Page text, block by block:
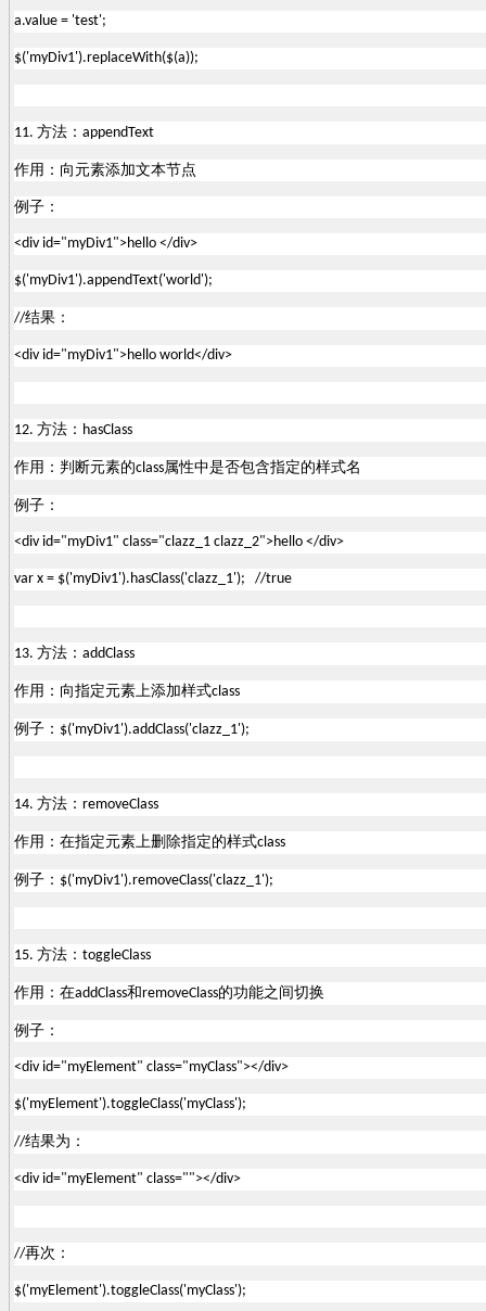
a.value = 'test';
$('myDiv1').replaceWith($(a));
11. 方法： appendText
作用：向元素添加文本节点
例子：
<div id="myDiv1">hello </div>
$('myDiv1').appendText('world');
//结果：
<div id="myDiv1">hello world</div>
12. 方法： hasClass
作用：判断元素的class属性中是否包含指定的样式名
例子：
<div id="myDiv1" class="clazz_1 clazz_2">hello </div>
var x = $('myDiv1').hasClass('clazz_1'); //true
13. 方法： addClass
作用：向指定元素上添加样式class
例子： $('myDiv1').addClass('clazz_1');
14. 方法： removeClass
作用：在指定元素上删除指定的样式class
例子： $('myDiv1').removeClass('clazz_1');
15. 方法： toggleClass
作用：在addClass和removeClass的功能之间切换
例子：
<div id="myElement" class="myClass"></div>
$('myElement').toggleClass('myClass');
//结果为：
<div id="myElement" class=""></div>
//再次：
$('myElement').toggleClass('myClass');